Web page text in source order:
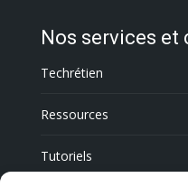
Nos services et
Techrétien
Ressources
Tutoriels